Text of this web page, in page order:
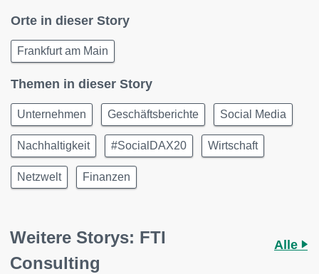
Orte in dieser Story
Frankfurt am Main
Themen in dieser Story
Unternehmen Geschäftsberichte Social Media
Nachhaltigkeit #SocialDAX20 Wirtschaft
Netzwelt Finanzen
Weitere Storys: FTI
Consulting
Alle